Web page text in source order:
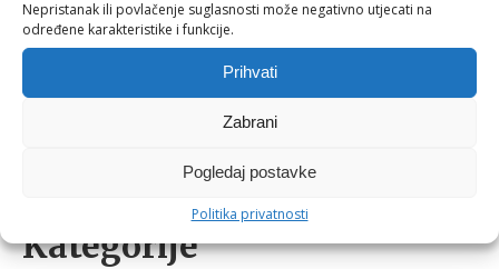
Nepristanak ili povlačenje suglasnosti može negativno utjecati na
određene karakteristike i funkcije.
Prihvati
Zabrani
Pogledaj postavke
Politika privatnosti
Kategorije